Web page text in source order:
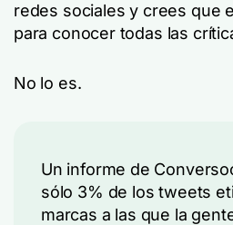
redes sociales y crees que
para conocer todas las
No lo es.
Un informe de
sólo 3% de los tweets
marcas a las que la